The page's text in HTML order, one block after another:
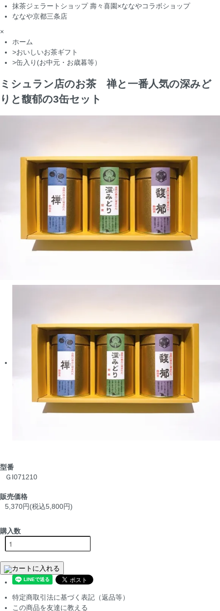
抹茶ジェラートショップ 壽々喜園×ななやコラボショップ
ななや京都三条店
×
ホーム
>おいしいお茶ギフト
>缶入り(お中元・お歳暮等）
ミシュラン店のお茶 禅と一番人気の深みど
りと馥郁の3缶セット
型番
ＧI071210
販売価格
5,370円(税込5,800円)
購入数
カートに入れる
特定商取引法に基づく表記（返品等）
この商品を友達に教える